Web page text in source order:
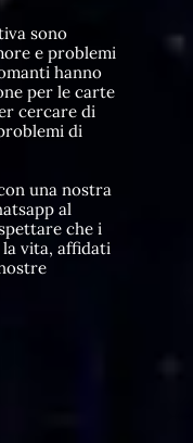
sono
e problemi
hanno
per le carte
cercare di
di
una nostra
al
che i
vita, affidati